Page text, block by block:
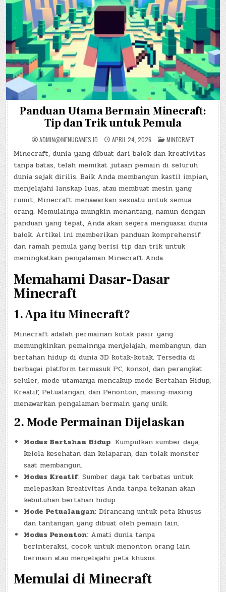
Panduan Utama Bermain Minecraft:
Tip dan Trik untuk Pemula
ADMIN@MENUGAMES.ID APRIL 24, 2026 POSTED
IN
MINECRAFT
Minecraft, dunia yang dibuat dari balok dan kreativitas
tanpa batas, telah memikat jutaan pemain di seluruh
dunia sejak dirilis. Baik Anda membangun kastil impian,
menjelajahi lanskap luas, atau membuat mesin yang
rumit, Minecraft menawarkan sesuatu untuk semua
orang. Memulainya mungkin menantang, namun dengan
panduan yang tepat, Anda akan segera menguasai dunia
balok. Artikel ini memberikan panduan komprehensif
dan ramah pemula yang berisi tip dan trik untuk
meningkatkan pengalaman Minecraft Anda.
Memahami Dasar-Dasar
Minecraft
1.Apa itu Minecraft?
Minecraft adalah permainan kotak pasir yang
memungkinkan pemainnya menjelajah, membangun, dan
bertahan hidup di dunia 3D kotak-kotak. Tersedia di
berbagai platform termasuk PC, konsol, dan perangkat
seluler, mode utamanya mencakup mode Bertahan Hidup,
Kreatif, Petualangan, dan Penonton, masing-masing
menawarkan pengalaman bermain yang unik.
2. Mode Permainan Dijelaskan
Modus Bertahan Hidup: Kumpulkan sumber daya,
kelola kesehatan dan kelaparan, dan tolak monster
saat membangun.
Modus Kreatif: Sumber daya tak terbatas untuk
melepaskan kreativitas Anda tanpa tekanan akan
kebutuhan bertahan hidup.
Mode Petualangan: Dirancang untuk peta khusus
dan tantangan yang dibuat oleh pemain lain.
Modus Penonton: Amati dunia tanpa
berinteraksi, cocok untuk menonton orang lain
bermain atau menjelajahi peta khusus.
Memulai di Minecraft